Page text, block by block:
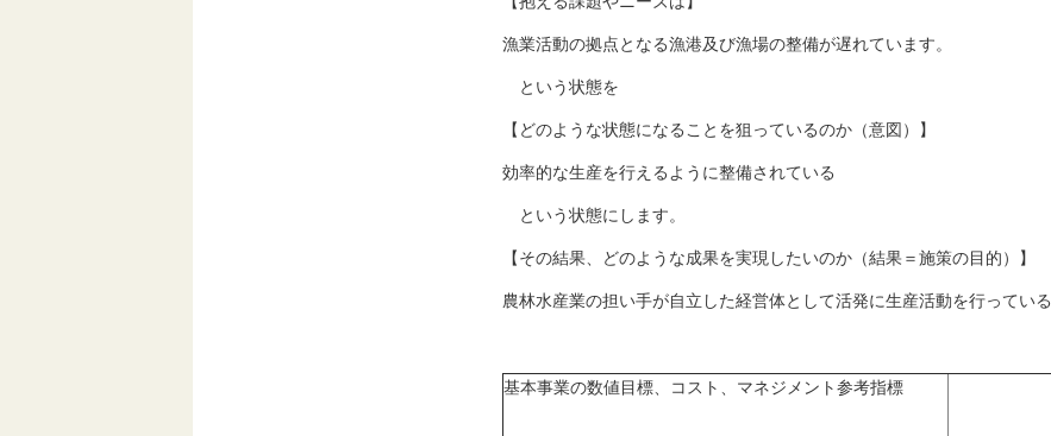
漁業活動の拠点となる漁港及び漁場の整備が遅れています。
という状態を
【どのような状態になることを狙っているのか（意図）】
効率的な生産を行えるように整備されている
という状態にします。
【その結果、どのような成果を実現したいのか（結果＝施策の目的）】
農林水産業の担い手が自立した経営体として活発に生産活動を行っている
基本事業の数値目標、コスト、マネジメント参考指標